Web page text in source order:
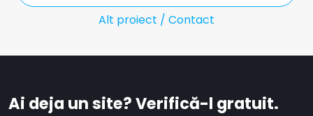
Alt proiect / Contact
Ai deja un site? Verifică-l gratuit.